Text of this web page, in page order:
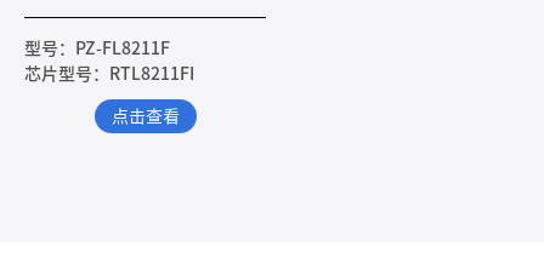
型号：PZ-FL8211F
芯片型号：RTL8211FI
点击查看